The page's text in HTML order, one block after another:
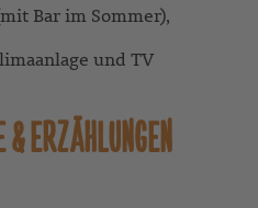
Bar im Sommer),
und TV
ERZÄHLUNGEN